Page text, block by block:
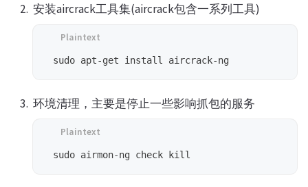
安装aircrack工具集(aircrack包含一系列工具)
环境清理，主要是停止一些影响抓包的服务